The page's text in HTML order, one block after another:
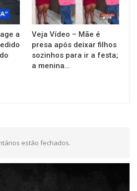
a
Veja Vídeo – Mãe é
presa após deixar filhos
sozinhos para ir a festa;
a menina…
estão fechados.